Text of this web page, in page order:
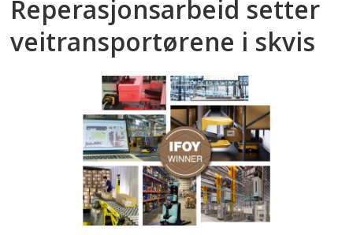
Reperasjonsarbeid setter
veitransportørene i skvis